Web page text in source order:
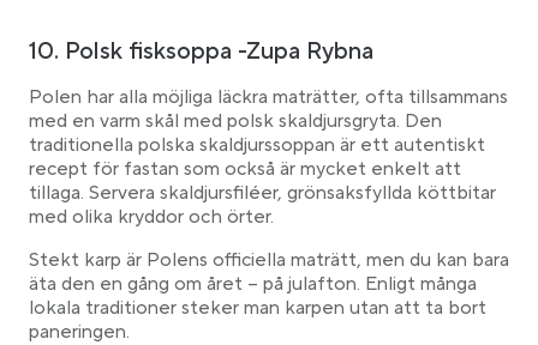
10. Polsk fisksoppa -Zupa Rybna
Polen har alla möjliga läckra maträtter, ofta tillsammans
med en varm skål med polsk skaldjursgryta. Den
traditionella polska skaldjurssoppan är ett autentiskt
recept för fastan som också är mycket enkelt att
tillaga. Servera skaldjursfiléer, grönsaksfyllda köttbitar
med olika kryddor och örter.
Stekt karp är Polens officiella maträtt, men du kan bara
äta den en gång om året – på julafton. Enligt många
lokala traditioner steker man karpen utan att ta bort
paneringen.